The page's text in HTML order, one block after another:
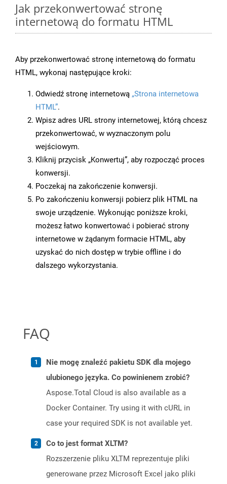
Jak przekonwertować stronę
internetową do formatu HTML
Aby przekonwertować stronę internetową do formatu
HTML, wykonaj następujące kroki:
Odwiedź stronę internetową „Strona internetowa
HTML”.
Wpisz adres URL strony internetowej, którą chcesz
przekonwertować, w wyznaczonym polu
wejściowym.
Kliknij przycisk „Konwertuj”, aby rozpocząć proces
konwersji.
Poczekaj na zakończenie konwersji.
Po zakończeniu konwersji pobierz plik HTML na
swoje urządzenie. Wykonując poniższe kroki,
możesz łatwo konwertować i pobierać strony
internetowe w żądanym formacie HTML, aby
uzyskać do nich dostęp w trybie offline i do
dalszego wykorzystania.
FAQ
Nie mogę znaleźć pakietu SDK dla mojego
ulubionego języka. Co powinienem zrobić?
Aspose.Total Cloud is also available as a
Docker Container. Try using it with cURL in
case your required SDK is not available yet.
Co to jest format XLTM?
Rozszerzenie pliku XLTM reprezentuje pliki
generowane przez Microsoft Excel jako pliki